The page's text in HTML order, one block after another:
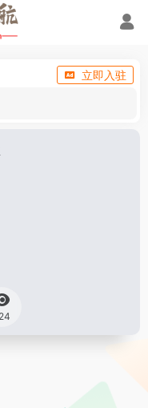
立即入驻